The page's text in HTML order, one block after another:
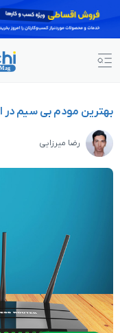
در ایران کدام است؟